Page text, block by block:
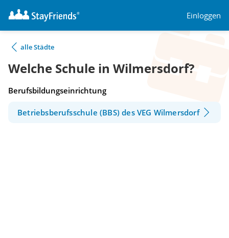
Einloggen
alle Städte
Welche Schule in Wilmersdorf?
Berufsbildungseinrichtung
Betriebsberufsschule (BBS) des VEG Wilmersdorf